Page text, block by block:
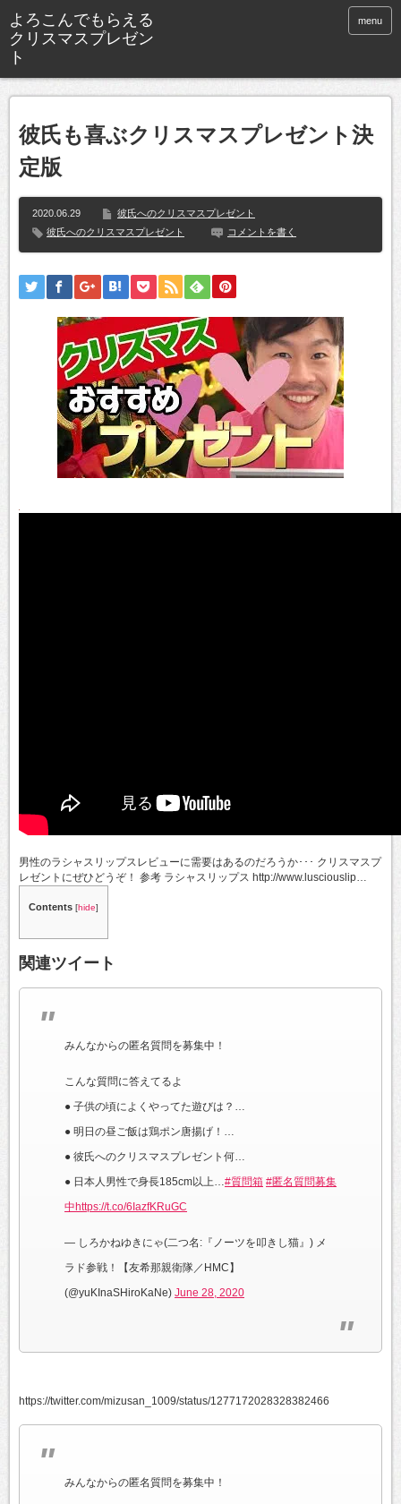
よろこんでもらえる
クリスマスプレゼン
ト
menu
彼氏も喜ぶクリスマスプレゼント決
定版
2020.06.29
彼氏へのクリスマスプレゼント
彼氏へのクリスマスプレゼント
コメントを書く
男性のラシャスリップスレビューに需要はあるのだろうか･･･ クリスマスプ
レゼントにぜひどうぞ！ 参考 ラシャスリップス http://www.lusciouslip…
Contents [hide]
関連ツイート
みんなからの匿名質問を募集中！
こんな質問に答えてるよ
● 子供の頃によくやってた遊びは？…
● 明日の昼ご飯は鶏ポン唐揚げ！…
● 彼氏へのクリスマスプレゼント何…
● 日本人男性で身長185cm以上…#質問箱 #匿名質問募集
中https://t.co/6IazfKRuGC
— しろかねゆきにゃ(二つ名:『ノーツを叩きし猫』) メ
ラド参戦！【友希那親衛隊／HMC】
(@yuKInaSHiroKaNe) June 28, 2020
https://twitter.com/mizusan_1009/status/1277172028328382466
みんなからの匿名質問を募集中！